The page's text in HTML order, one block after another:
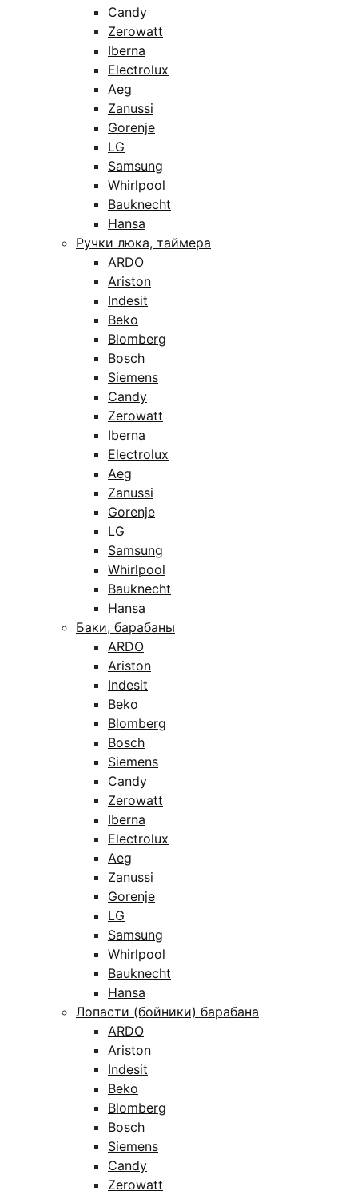
Candy
Zerowatt
Iberna
Electrolux
Aeg
Zanussi
Gorenje
LG
Samsung
Whirlpool
Bauknecht
Hansa
Ручки люка, таймера
ARDO
Ariston
Indesit
Beko
Blomberg
Bosch
Siemens
Candy
Zerowatt
Iberna
Electrolux
Aeg
Zanussi
Gorenje
LG
Samsung
Whirlpool
Bauknecht
Hansa
Баки, барабаны
ARDO
Ariston
Indesit
Beko
Blomberg
Bosch
Siemens
Candy
Zerowatt
Iberna
Electrolux
Aeg
Zanussi
Gorenje
LG
Samsung
Whirlpool
Bauknecht
Hansa
Лопасти (бойники) барабана
ARDO
Ariston
Indesit
Beko
Blomberg
Bosch
Siemens
Candy
Zerowatt